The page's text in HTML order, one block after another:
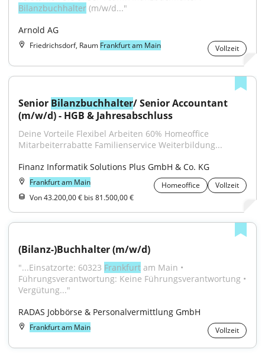
Bilanzbuchhalter (m/w/d..."
Arnold AG
Friedrichsdorf, Raum Frankfurt am Main Vollzeit
Senior Bilanzbuchhalter/ Senior Accountant
(m/w/d) - HGB & Jahresabschluss
Deine Vorteile Flexibel Arbeiten 60% Homeoffice
Mitarbeiterrabatte Familienservice Weiterbildung...
Finanz Informatik Solutions Plus GmbH & Co. KG
Frankfurt am Main Homeoffice
Vollzeit
Von 43.200,00 € bis 81.500,00 €
(Bilanz-)Buchhalter (m/w/d)
"...Einsatzorte: 60323 Frankfurt am Main •
Führungsverantwortung: Keine Führungsverantwortung •
Vergütung..."
RADAS Jobbörse & Personalvermittlung GmbH
Frankfurt am Main Vollzeit